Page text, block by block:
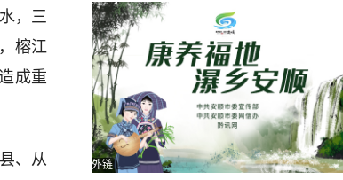
，三
榕江
成重
、从
外链